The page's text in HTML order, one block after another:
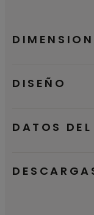
DISEÑO
DATOS